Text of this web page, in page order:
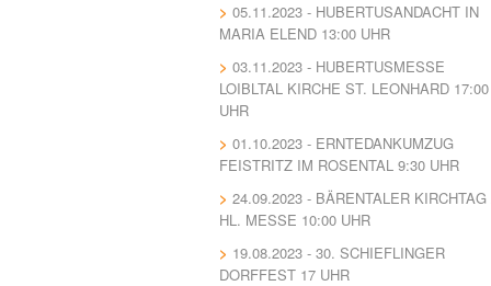
05.11.2023 - HUBERTUSANDACHT IN
MARIA ELEND 13:00 UHR
03.11.2023 - HUBERTUSMESSE
LOIBLTAL KIRCHE ST. LEONHARD 17:00
UHR
01.10.2023 - ERNTEDANKUMZUG
FEISTRITZ IM ROSENTAL 9:30 UHR
24.09.2023 - BÄRENTALER KIRCHTAG
HL. MESSE 10:00 UHR
19.08.2023 - 30. SCHIEFLINGER
DORFFEST 17 UHR